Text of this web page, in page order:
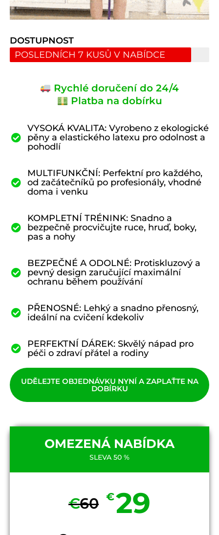
DOSTUPNOST
POSLEDNÍCH 7 KUSŮ V NABÍDCE
Rychlé doručení do 24/4
Platba na dobírku
VYSOKÁ KVALITA: Vyrobeno z ekologické
pěny a elastického latexu pro odolnost a
pohodlí
MULTIFUNKČNÍ: Perfektní pro každého,
od začátečníků po profesionály, vhodné
doma i venku
KOMPLETNÍ TRÉNINK: Snadno a
bezpečně procvičujte ruce, hruď, boky,
pas a nohy
BEZPEČNÉ A ODOLNÉ: Protiskluzový a
pevný design zaručující maximální
ochranu během používání
PŘENOSNÉ: Lehký a snadno přenosný,
ideální na cvičení kdekoliv
PERFEKTNÍ DÁREK: Skvělý nápad pro
péči o zdraví přátel a rodiny
UDĚLEJTE OBJEDNÁVKU NYNÍ A ZAPLAŤTE NA
DOBÍRKU
OMEZENÁ NABÍDKA
SLEVA 50 %
€60 €29